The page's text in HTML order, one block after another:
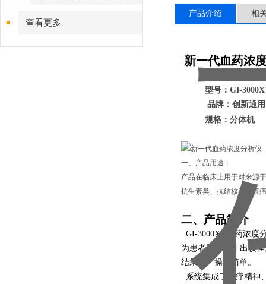
产品介绍 相
新一代血药浓
/全智能二
型号：GI-
品牌：创新通用
规格：分体机
一、产品用途：
产品在临床上用于对来源
抗生素类、抗结核类、镇
二、产品简介
GI-3000XY血药浓度
为患者量身设计出较
结果快、操作简单。
系统集成了治疗精神
查看更多